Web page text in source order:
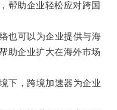
帮助企业轻松应对跨国
可以为企业提供与海
助企业扩大在海外市场
，跨境加速器为企业